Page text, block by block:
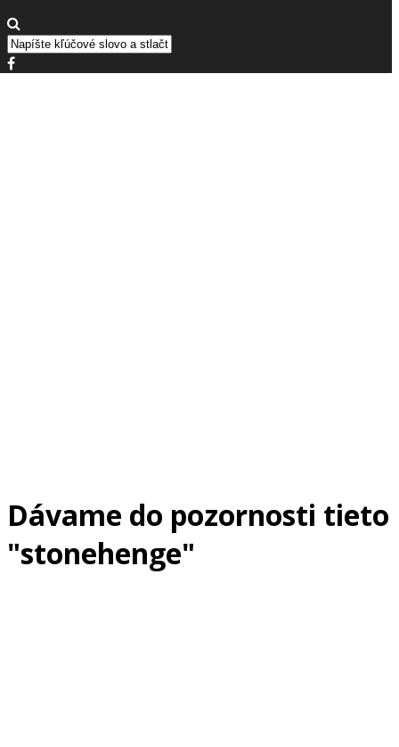
Dávame do pozornosti tieto
"stonehenge"